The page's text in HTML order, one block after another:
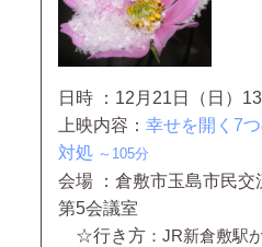
日時 ：12月21日（日）
上映内容： 幸せを開く7
対処 ～105分
会場 ：倉敷市玉島市民
第5会議室
☆行き方 ：JR新倉敷駅